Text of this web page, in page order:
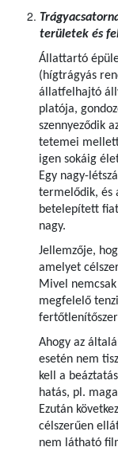
területek és
Állattartó
(hígtrágyás
állatfelhajtó
platója,
szennyeződik
tetemei mellett
igen sokáig
Egy nagy-
termelődik, és
betelepített
nagy.
Jellemzője,
amelyet
Mivel
megfelelő
Ahogy az
esetén nem
kell a
hatás, pl.
Ezután
célszerűen
nem látható